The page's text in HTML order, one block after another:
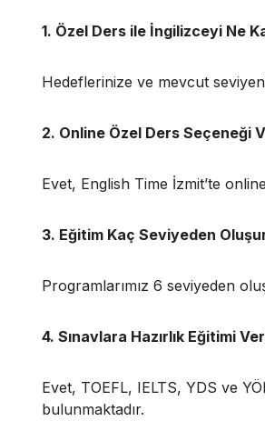
1. Özel Ders ile İngilizceyi Ne
Hedeflerinize ve mevcut
2. Online Özel Ders Seçeneği
Evet, English Time İzmit’te
3. Eğitim Kaç Seviyeden
Programlarımız 6 seviyeden
4. Sınavlara Hazırlık Eğitimi
Evet, TOEFL, IELTS, YDS ve
bulunmaktadır.